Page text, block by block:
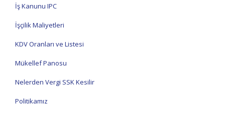
İş Kanunu IPC
İşçilik Maliyetleri
KDV Oranları ve Listesi
Mükellef Panosu
Nelerden Vergi SSK Kesilir
Politikamız